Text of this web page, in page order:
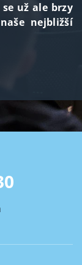
už ale brzy
nejbližší